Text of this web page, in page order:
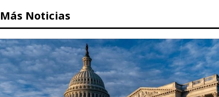
Más Noticias